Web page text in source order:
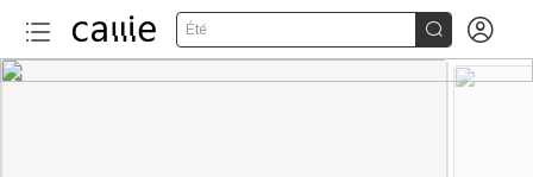
Été  